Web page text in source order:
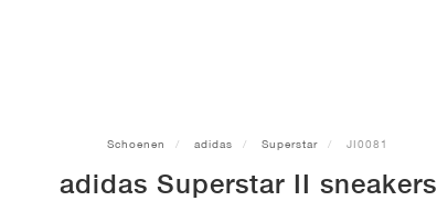
Schoenen adidas Superstar JI0081
adidas Superstar II sneakers